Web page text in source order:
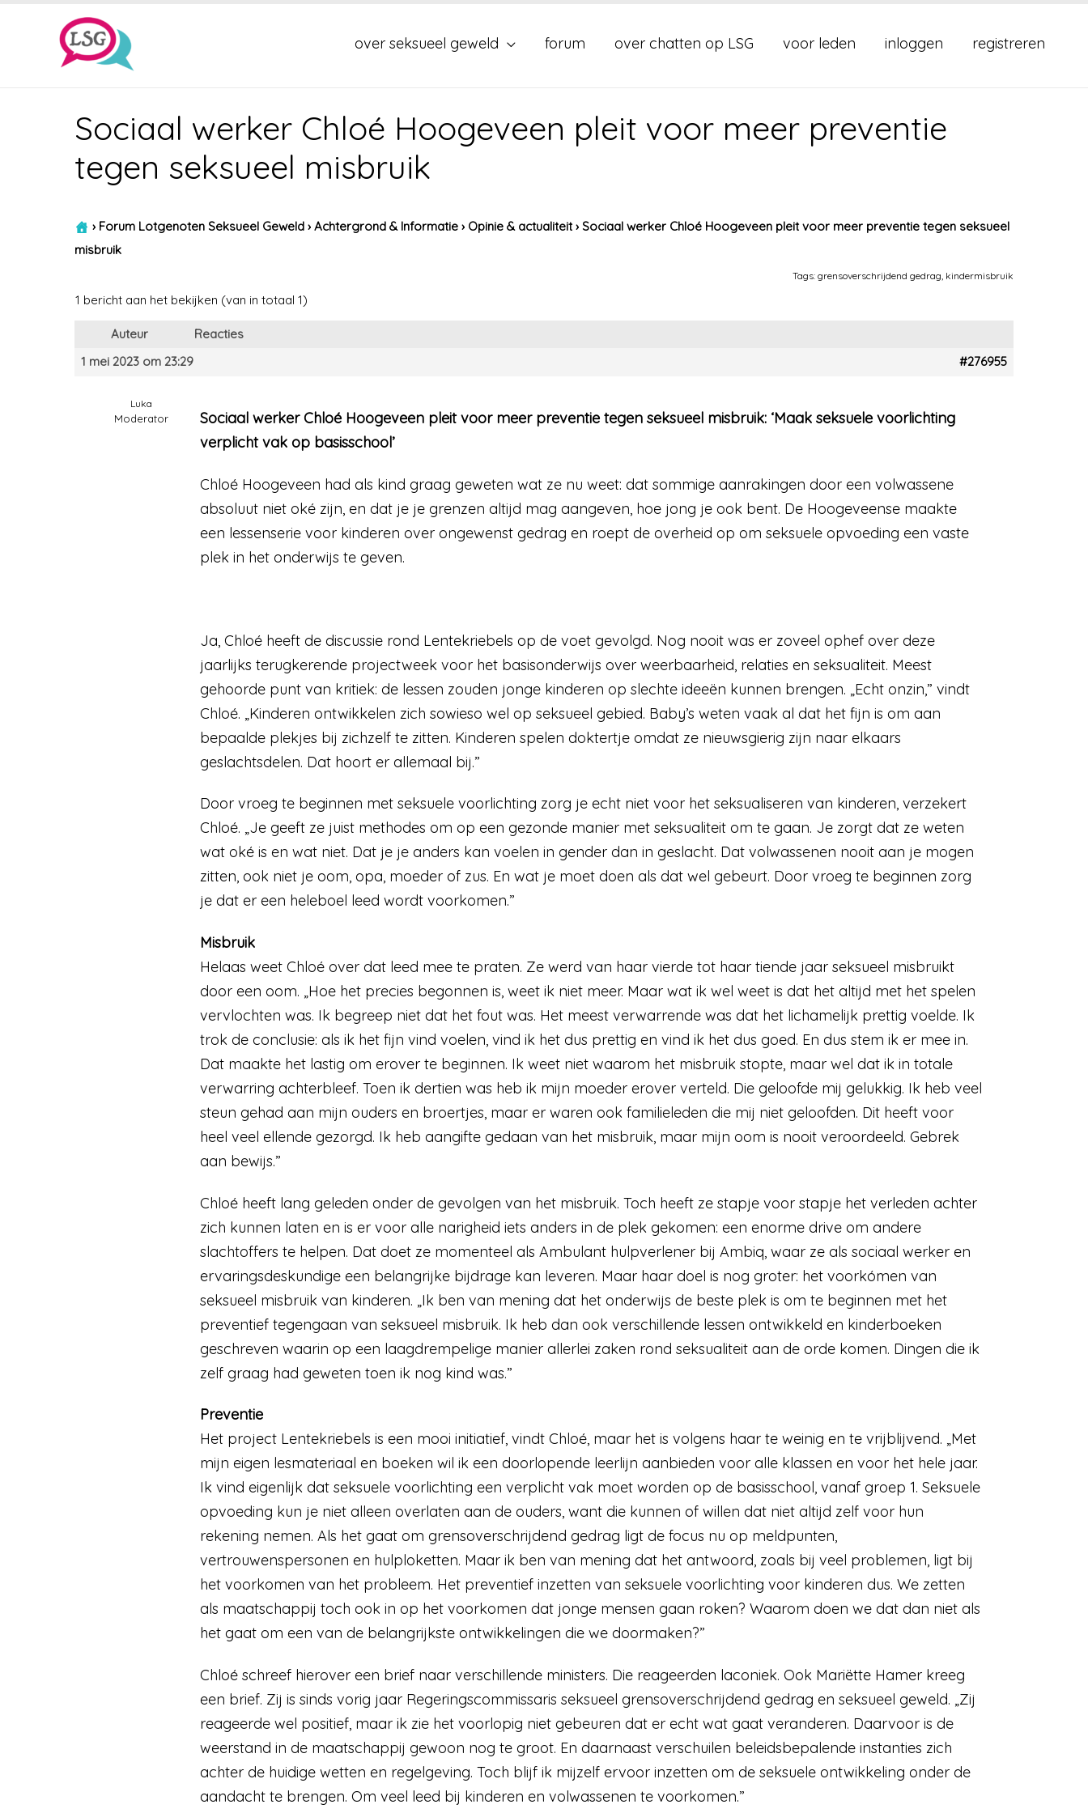
over seksueel geweld forum over chatten op LSG voor leden inloggen registreren
Sociaal werker Chloé Hoogeveen pleit voor meer preventie
tegen seksueel misbruik
› Forum Lotgenoten Seksueel Geweld › Achtergrond & Informatie › Opinie & actualiteit › Sociaal werker Chloé Hoogeveen pleit voor meer preventie tegen seksueel
misbruik
Tags: grensoverschrijdend gedrag, kindermisbruik
1 bericht aan het bekijken (van in totaal 1)
Auteur
Reacties
1 mei 2023 om 23:29
#276955
Luka
Moderator
Sociaal werker Chloé Hoogeveen pleit voor meer preventie tegen seksueel misbruik: ‘Maak seksuele voorlichting
verplicht vak op basisschool’
Chloé Hoogeveen had als kind graag geweten wat ze nu weet: dat sommige aanrakingen door een volwassene
absoluut niet oké zijn, en dat je je grenzen altijd mag aangeven, hoe jong je ook bent. De Hoogeveense maakte
een lessenserie voor kinderen over ongewenst gedrag en roept de overheid op om seksuele opvoeding een vaste
plek in het onderwijs te geven.
Ja, Chloé heeft de discussie rond Lentekriebels op de voet gevolgd. Nog nooit was er zoveel ophef over deze
jaarlijks terugkerende projectweek voor het basisonderwijs over weerbaarheid, relaties en seksualiteit. Meest
gehoorde punt van kritiek: de lessen zouden jonge kinderen op slechte ideeën kunnen brengen. „Echt onzin,” vindt
Chloé. „Kinderen ontwikkelen zich sowieso wel op seksueel gebied. Baby’s weten vaak al dat het fijn is om aan
bepaalde plekjes bij zichzelf te zitten. Kinderen spelen doktertje omdat ze nieuwsgierig zijn naar elkaars
geslachtsdelen. Dat hoort er allemaal bij.”
Door vroeg te beginnen met seksuele voorlichting zorg je echt niet voor het seksualiseren van kinderen, verzekert
Chloé. „Je geeft ze juist methodes om op een gezonde manier met seksualiteit om te gaan. Je zorgt dat ze weten
wat oké is en wat niet. Dat je je anders kan voelen in gender dan in geslacht. Dat volwassenen nooit aan je mogen
zitten, ook niet je oom, opa, moeder of zus. En wat je moet doen als dat wel gebeurt. Door vroeg te beginnen zorg
je dat er een heleboel leed wordt voorkomen.”
Misbruik
Helaas weet Chloé over dat leed mee te praten. Ze werd van haar vierde tot haar tiende jaar seksueel misbruikt
door een oom. „Hoe het precies begonnen is, weet ik niet meer. Maar wat ik wel weet is dat het altijd met het spelen
vervlochten was. Ik begreep niet dat het fout was. Het meest verwarrende was dat het lichamelijk prettig voelde. Ik
trok de conclusie: als ik het fijn vind voelen, vind ik het dus prettig en vind ik het dus goed. En dus stem ik er mee in.
Dat maakte het lastig om erover te beginnen. Ik weet niet waarom het misbruik stopte, maar wel dat ik in totale
verwarring achterbleef. Toen ik dertien was heb ik mijn moeder erover verteld. Die geloofde mij gelukkig. Ik heb veel
steun gehad aan mijn ouders en broertjes, maar er waren ook familieleden die mij niet geloofden. Dit heeft voor
heel veel ellende gezorgd. Ik heb aangifte gedaan van het misbruik, maar mijn oom is nooit veroordeeld. Gebrek
aan bewijs.”
Chloé heeft lang geleden onder de gevolgen van het misbruik. Toch heeft ze stapje voor stapje het verleden achter
zich kunnen laten en is er voor alle narigheid iets anders in de plek gekomen: een enorme drive om andere
slachtoffers te helpen. Dat doet ze momenteel als Ambulant hulpverlener bij Ambiq, waar ze als sociaal werker en
ervaringsdeskundige een belangrijke bijdrage kan leveren. Maar haar doel is nog groter: het voorkómen van
seksueel misbruik van kinderen. „Ik ben van mening dat het onderwijs de beste plek is om te beginnen met het
preventief tegengaan van seksueel misbruik. Ik heb dan ook verschillende lessen ontwikkeld en kinderboeken
geschreven waarin op een laagdrempelige manier allerlei zaken rond seksualiteit aan de orde komen. Dingen die ik
zelf graag had geweten toen ik nog kind was.”
Preventie
Het project Lentekriebels is een mooi initiatief, vindt Chloé, maar het is volgens haar te weinig en te vrijblijvend. „Met
mijn eigen lesmateriaal en boeken wil ik een doorlopende leerlijn aanbieden voor alle klassen en voor het hele jaar.
Ik vind eigenlijk dat seksuele voorlichting een verplicht vak moet worden op de basisschool, vanaf groep 1. Seksuele
opvoeding kun je niet alleen overlaten aan de ouders, want die kunnen of willen dat niet altijd zelf voor hun
rekening nemen. Als het gaat om grensoverschrijdend gedrag ligt de focus nu op meldpunten,
vertrouwenspersonen en hulploketten. Maar ik ben van mening dat het antwoord, zoals bij veel problemen, ligt bij
het voorkomen van het probleem. Het preventief inzetten van seksuele voorlichting voor kinderen dus. We zetten
als maatschappij toch ook in op het voorkomen dat jonge mensen gaan roken? Waarom doen we dat dan niet als
het gaat om een van de belangrijkste ontwikkelingen die we doormaken?”
Chloé schreef hierover een brief naar verschillende ministers. Die reageerden laconiek. Ook Mariëtte Hamer kreeg
een brief. Zij is sinds vorig jaar Regeringscommissaris seksueel grensoverschrijdend gedrag en seksueel geweld. „Zij
reageerde wel positief, maar ik zie het voorlopig niet gebeuren dat er echt wat gaat veranderen. Daarvoor is de
weerstand in de maatschappij gewoon nog te groot. En daarnaast verschuilen beleidsbepalende instanties zich
achter de huidige wetten en regelgeving. Toch blijf ik mijzelf ervoor inzetten om de seksuele ontwikkeling onder de
aandacht te brengen. Om veel leed bij kinderen en volwassenen te voorkomen.”